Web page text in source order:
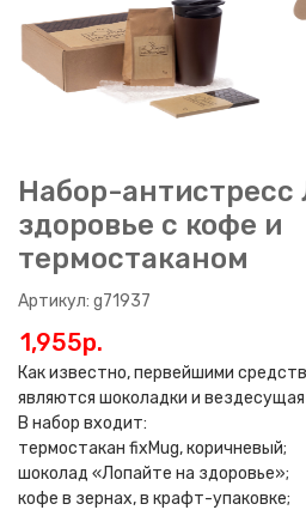
Набор-антистресс
здоровье с кофе и
термостаканом
Артикул: g71937
1,955p.
Как известно, первейшими
являются шоколадки и
В набор входит:
термостакан fixMug, коричневый;
шоколад «Лопайте на здоровье»;
кофе в зернах, в крафт-упаковке;